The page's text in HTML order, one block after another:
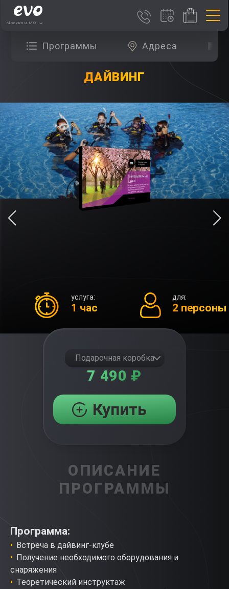
Москва и МО
Программы Адреса
ДАЙВИНГ
услуга:
1 час
для:
2 персоны
Подарочная коробка
7 490 ₽
Купить
ОПИСАНИЕ
ПРОГРАММЫ
Программа:
Встреча в дайвинг-клубе
Получение необходимого оборудования и
снаряжения
Теоретический инструктаж